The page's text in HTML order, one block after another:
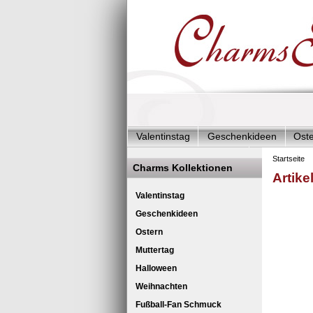
Valentinstag Geschenkideen
Charms Start-Angebote
Charms
Silberschmuck & mehr
Charms -
Charms Kollektionen
Valentinstag
Geschenkideen
Ostern
Muttertag
Halloween
Weihnachten
Fußball-Fan Schmuck
Startseite